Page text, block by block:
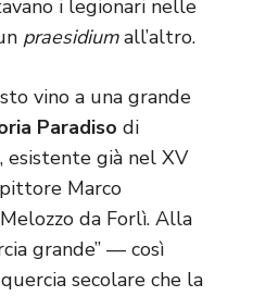
i legionari nelle
praesidiumall’altro.
vino a una grande
Paradiso di
esistente già nel XV
Marco
da Forlì. Alla
grande” — così
secolare che la